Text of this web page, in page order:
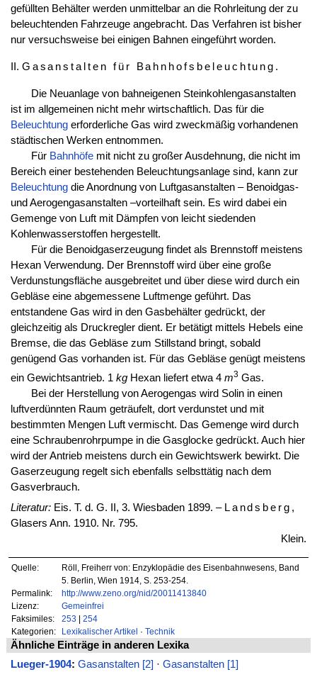
gefüllten Behälter werden unmittelbar an die Rohrleitung der zu
beleuchtenden Fahrzeuge angebracht. Das Verfahren ist bisher
nur versuchsweise bei einigen Bahnen eingeführt worden.
II. Gasanstalten für Bahnhofsbeleuchtung .
Die Neuanlage von bahneigenen Steinkohlengasanstalten
ist im allgemeinen nicht mehr wirtschaftlich. Das für die
Beleuchtungerforderliche Gas wird zweckmäßig vorhandenen
städtischen Werken entnommen.
Für Bahnhöfemit nicht zu großer Ausdehnung, die nicht im
Bereich einer bestehenden Beleuchtungsanlage sind, kann zur
Beleuchtungdie Anordnung von Luftgasanstalten – Benoidgas-
und Aerogengasanstalten –vorteilhaft sein. Es wird dabei ein
Gemenge von Luft mit Dämpfen von leicht siedenden
Kohlenwasserstoffen hergestellt.
Für die Benoidgaserzeugung findet als Brennstoff meistens
Hexan Verwendung. Der Brennstoff wird über eine große
Verdunstungsfläche ausgebreitet und über diese wird durch ein
Gebläse eine abgemessene Luftmenge geführt. Das
entstandene Gas wird in den Gasbehälter gedrückt, der
gleichzeitig als Druckregler dient. Er betätigt mittels Hebels eine
Bremse, die das Gebläse zum Stillstand bringt, sobald
genügend Gas vorhanden ist. Für das Gebläse genügt meistens
ein Gewichtsantrieb. 1 kgHexan liefert etwa 4 m3Gas.
Bei der Herstellung von Aerogengas wird Solin in einen
luftverdünnten Raum geträufelt, dort verdunstet und mit
bestimmten Mengen Luft vermischt. Das Gemenge wird durch
eine Schraubenrohrpumpe in die Gasglocke gedrückt. Auch hier
wird der Antrieb meistens durch ein Gewichtswerk bewirkt. Die
Gaserzeugung regelt sich ebenfalls selbsttätig nach dem
Gasverbrauch.
Literatur:Eis. T. d. G. II, 3. Wiesbaden 1899. – Landsberg ,
Glasers Ann. 1910. Nr. 795.
Klein.
Quelle:
Röll, Freiherr von: Enzyklopädie des Eisenbahnwesens, Band
5. Berlin, Wien 1914, S. 253-254.
Permalink:
http://www.zeno.org/nid/20011413840
Lizenz:
Gemeinfrei
Faksimiles:
253 | 254
Kategorien:
Lexikalischer Artikel · Technik
Ähnliche Einträge in anderen Lexika
Lueger-1904: Gasanstalten [2] · Gasanstalten [1]